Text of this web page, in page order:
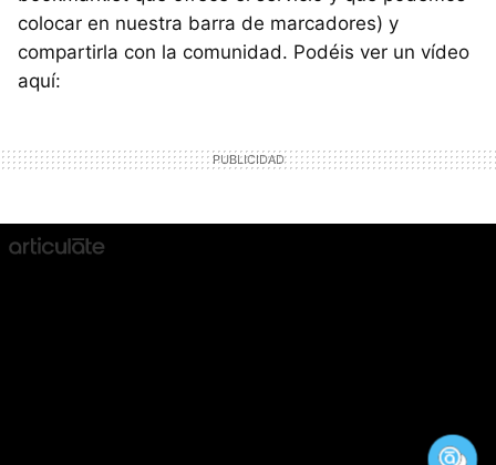
colocar en nuestra barra de marcadores) y
compartirla con la comunidad. Podéis ver un vídeo
aquí: